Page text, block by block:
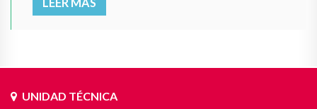
LEER MÁS
UNIDAD TÉCNICA